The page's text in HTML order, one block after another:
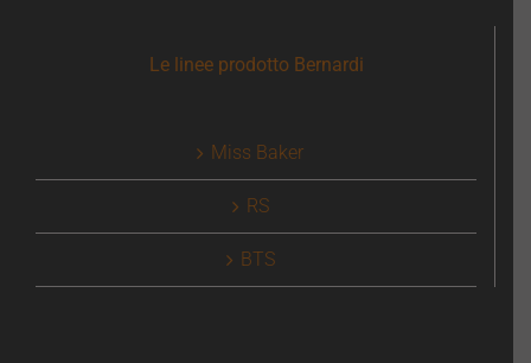
Le linee prodotto Bernardi
Miss Baker
RS
BTS